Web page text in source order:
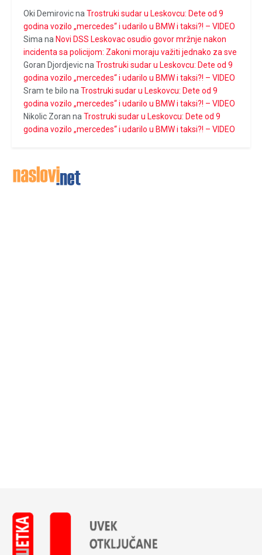
Oki DemirovicnaTrostruki sudar u Leskovcu: Dete od 9
godina vozilo „mercedes“ i udarilo u BMW i taksi?! – VIDEO
Simana Novi DSS Leskovac osudio govor mržnje nakon
incidenta sa policijom: Zakoni moraju važiti jednako za sve
Goran DjordjevicnaTrostruki sudar u Leskovcu: Dete od 9
godina vozilo „mercedes“ i udarilo u BMW i taksi?! – VIDEO
Sram te bilo naTrostruki sudar u Leskovcu: Dete od 9
godina vozilo „mercedes“ i udarilo u BMW i taksi?! – VIDEO
Nikolic Zoran naTrostruki sudar u Leskovcu: Dete od 9
godina vozilo „mercedes“ i udarilo u BMW i taksi?! – VIDEO